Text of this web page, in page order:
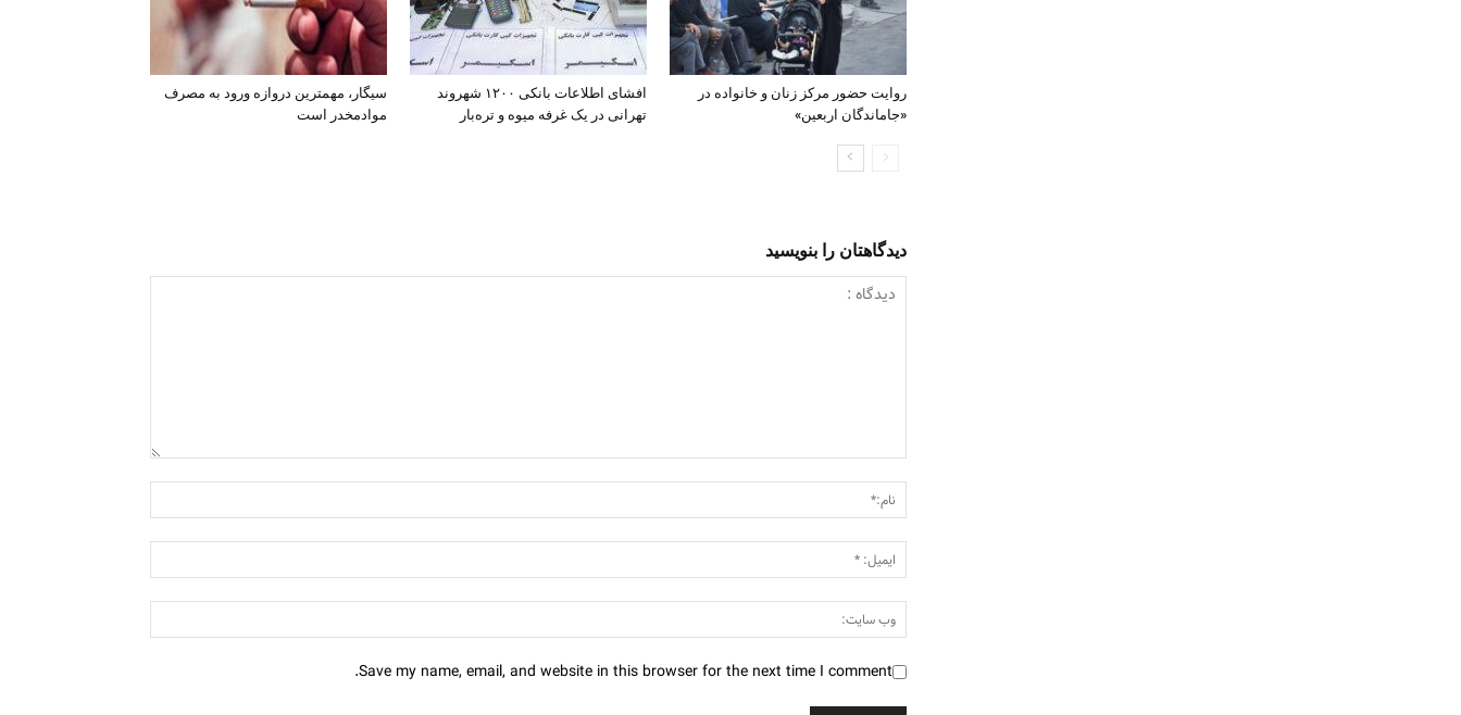
سیگار، مهمترین دروازه ورود به مصرف
موادمخدر است
افشای اطلاعات بانکی ۱۲۰۰ شهروند
تهرانی در یک غرفه میوه و تره‌بار
روایت حضور مرکز زنان و خانواده در
«جاماندگان اربعین»
دیدگاهتان را بنویسید
Save my name, email, and website in this browser for the next time I comment.